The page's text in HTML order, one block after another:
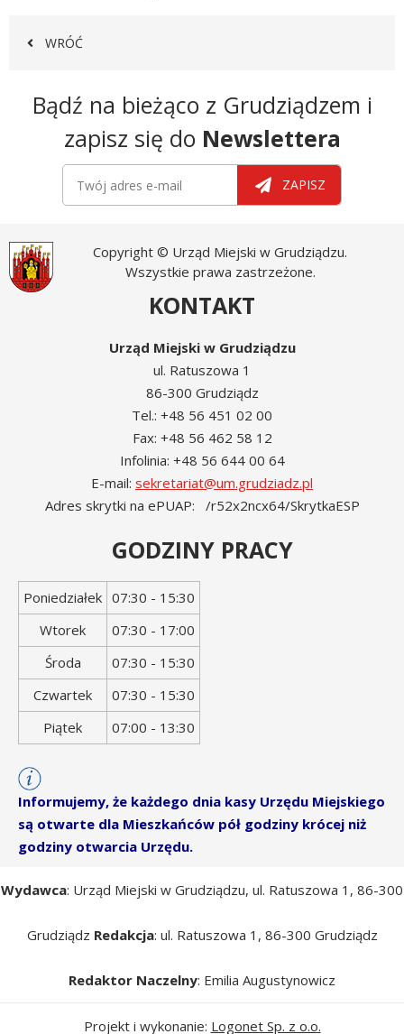
WRÓĆ
Newsletter
Bądź na bieżąco z Grudziądzem i
zapisz się do Newslettera
ZAPISZ
Copyright © Urząd Miejski w Grudziądzu.
Wszystkie prawa zastrzeżone.
KONTAKT
Urząd Miejski w Grudziądzu
ul. Ratuszowa 1
86-300 Grudziądz
Tel.: +48 56 451 02 00
Fax: +48 56 462 58 12
Infolinia: +48 56 644 00 64
E-mail: sekretariat@um.grudziadz.pl
Adres skrytki na ePUAP: /r52x2ncx64/SkrytkaESP
GODZINY PRACY
Dzień
tygodnia
Godziny
otwarcia
Poniedziałek 07:30 - 15:30
Wtorek
07:30 - 17:00
Środa
07:30 - 15:30
Czwartek
07:30 - 15:30
Piątek
07:00 - 13:30
Informujemy, że każdego dnia kasy Urzędu Miejskiego
są otwarte dla Mieszkańców pół godziny krócej niż
godziny otwarcia Urzędu.
Wydawca: Urząd Miejski w Grudziądzu, ul. Ratuszowa 1, 86-300
Grudziądz Redakcja: ul. Ratuszowa 1, 86-300 Grudziądz
Redaktor Naczelny: Emilia Augustynowicz
Projekt i wykonanie: Logonet Sp. z o.o.